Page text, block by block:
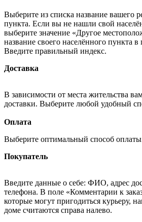
Выберите из списка название вашего
пункта. Если вы не нашли свой
выберите значение «Другое
название своего населённого пункта в
Введите правильный индекс.
Доставка
В зависимости от места жительства
доставки. Выберите любой удобный
Оплата
Выберите оптимальный способ
Покупатель
Введите данные о себе: ФИО, адрес
телефона. В поле «Комментарии к
которые могут пригодиться курьеру,
доме считаются справа налево.